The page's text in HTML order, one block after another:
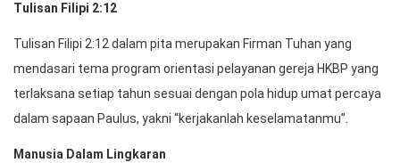
Tulisan Filipi 2:12
Tulisan Filipi 2:12 dalam pita merupakan Firman Tuhan yang
mendasari tema program orientasi pelayanan gereja HKBP yang
terlaksana setiap tahun sesuai dengan pola hidup umat percaya
dalam sapaan Paulus, yakni “kerjakanlah keselamatanmu”.
Manusia Dalam Lingkaran